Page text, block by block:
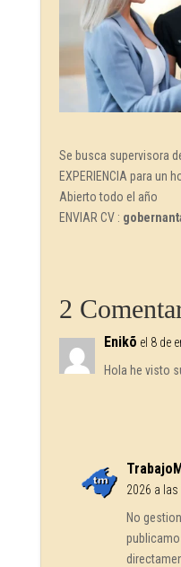
Se busca supervisora
EXPERIENCIA para un
Abierto todo el año
ENVIAR CV :
2
Enikõ el 8 de
Hola he visto
2026 a las
No